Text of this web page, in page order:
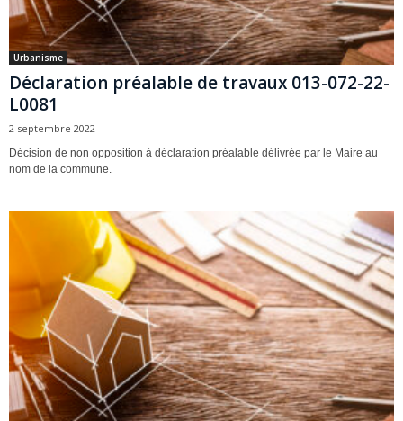
Urbanisme
Déclaration préalable de travaux 013-072-22-
L0081
2 septembre 2022
Décision de non opposition à déclaration préalable délivrée par le Maire au
nom de la commune.